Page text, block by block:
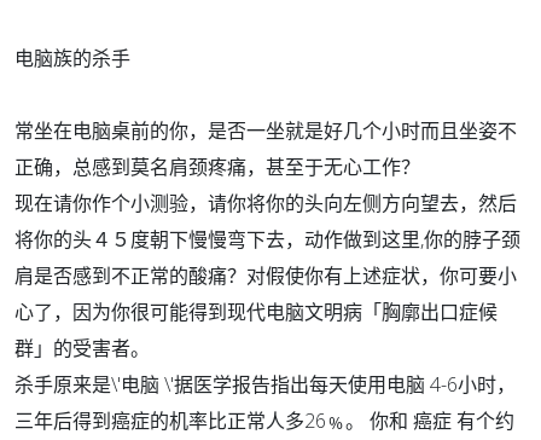
电脑族的杀手
常坐在电脑桌前的你，是否一坐就是好几个小时而且坐姿不
正确，总感到莫名肩颈疼痛，甚至于无心工作？
现在请你作个小测验，请你将你的头向左侧方向望去，然后
将你的头４５度朝下慢慢弯下去，动作做到这里,你的脖子颈
肩是否感到不正常的酸痛？对假使你有上述症状，你可要小
心了，因为你很可能得到现代电脑文明病「胸廓出口症候
群」的受害者。
杀手原来是\'电脑 \'据医学报告指出每天使用电脑 4-6小时，
三年后得到癌症的机率比正常人多26﹪。 你和 癌症 有个约